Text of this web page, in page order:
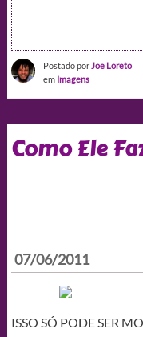
Postado por Joe Loreto
em Imagens
Como Ele
07/06/2011
ISSO SÓ PODE SER